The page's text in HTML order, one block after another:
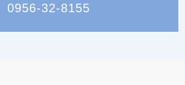
0956-32-8155